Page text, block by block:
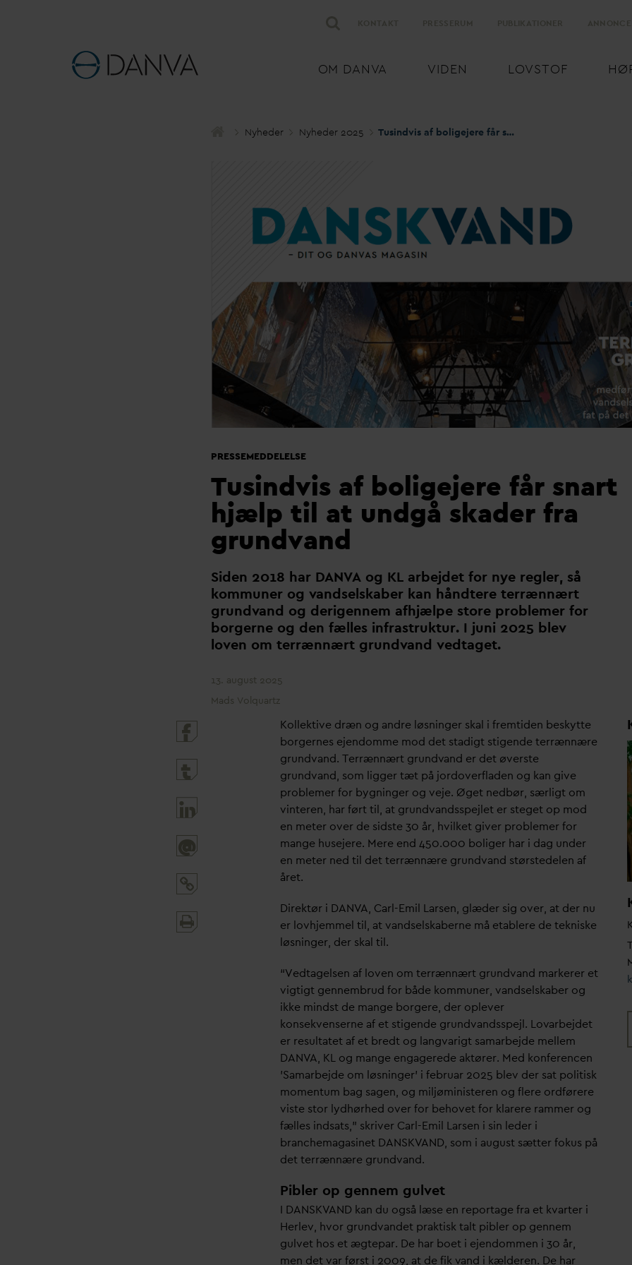
OM DANVA VIDEN LOVSTOF
Nyheder Nyheder 2025 Tusindvis af boligejere får snart hjælp til at undgå skader fra grund
PRESSEMEDDELELSE
Tusindvis af boligejere får snart
hjælp til at undgå skader fra
grundvand
Siden 2018 har DANVA og KL arbejdet for nye regler, så
kommuner og vandselskaber kan håndtere terrænnært
grundvand og derigennem afhjælpe store problemer for
borgerne og den fælles infrastruktur. I juni 2025 blev
loven om terrænnært grundvand vedtaget.
13. august 2025
Mads Volquartz
@
Kollektive dræn og andre løsninger skal i fremtiden beskytte
borgernes ejendomme mod det stadigt stigende terrænnære
grundvand. Terrænnært grundvand er det øverste
grundvand, som ligger tæt på jordoverfladen og kan give
problemer for bygninger og veje. Øget nedbør, særligt om
vinteren, har ført til, at grundvandsspejlet er steget op mod
en meter over de sidste 30 år, hvilket giver problemer for
mange husejere. Mere end 450.000 boliger har i dag under
en meter ned til det terrænnære grundvand størstedelen af
året.
Direktør i DANVA, Carl-Emil Larsen, glæder sig over, at der nu
er lovhjemmel til, at vandselskaberne må etablere de tekniske
løsninger, der skal til.
“Vedtagelsen af loven om terrænnært grundvand markerer et
vigtigt gennembrud for både kommuner, vandselskaber og
ikke mindst de mange borgere, der oplever
konsekvenserne af et stigende grundvandsspejl. Lovarbejdet
er resultatet af et bredt og langvarigt samarbejde mellem
DANVA, KL og mange engagerede aktører. Med konferencen
'Samarbejde om løsninger' i februar 2025 blev der sat politisk
momentum bag sagen, og miljøministeren og flere ordførere
viste stor lydhørhed over for behovet for klarere rammer og
fælles indsats,” skriver Carl-Emil Larsen i sin leder i
branchemagasinet DANSKVAND, som i august sætter fokus på
det terrænnære grundvand.
Pibler op gennem gulvet
I DANSKVAND kan du også læse en reportage fra et kvarter i
Herlev, hvor grundvandet praktisk talt pibler op gennem
gulvet hos et ægtepar. De har boet i ejendommen i 30 år,
men det var først i 2009, at de fik vand i kælderen. De har